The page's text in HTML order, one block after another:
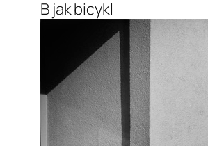
B jak bicykl